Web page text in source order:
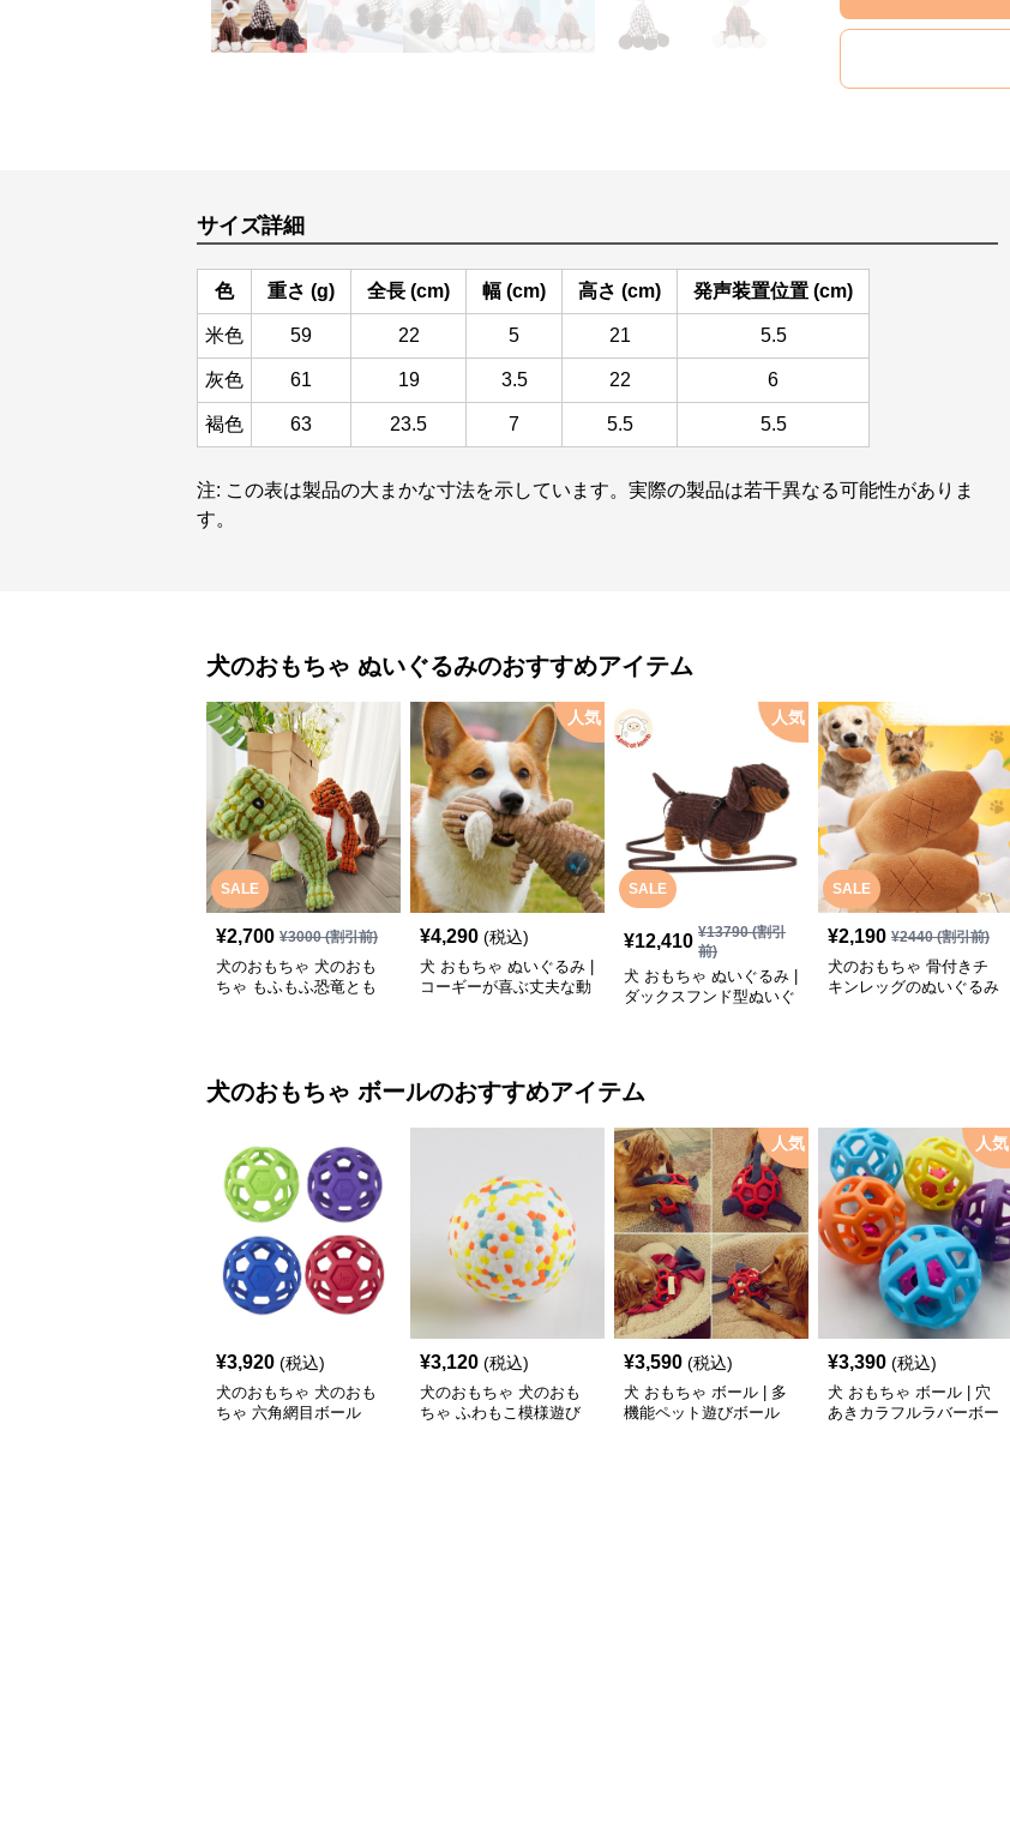
サイズ詳細
色 重さ (g) 全長 (cm) 幅 (cm) 高さ (cm) 発声装置位置 (cm)
米色 59 22 5 21 5.5
灰色 61 19 3.5 22 6
褐色 63 23.5 7 5.5 5.5
注: この表は製品の大まかな寸法を示しています。実際の製品は若干異なる可能性がありま
す。
犬のおもちゃ ぬいぐるみのおすすめアイテム
SALE
¥2,700 ¥3000(割引前)
犬のおもちゃ 犬のおも
ちゃ もふもふ恐竜とも
人気
¥4,290 (税込)
犬 おもちゃ ぬいぐるみ |
コーギーが喜ぶ丈夫な動
SALE
人気
¥12,410 ¥13790(割引
前)
犬 おもちゃ ぬいぐるみ |
ダックスフンド型ぬいぐ
SALE
¥2,190 ¥2440(割引前)
犬のおもちゃ 骨付きチ
キンレッグのぬいぐるみ
犬のおもちゃ ボールのおすすめアイテム
¥3,920 (税込)
犬のおもちゃ 犬のおも
ちゃ 六角網目ボール
¥3,120 (税込)
犬のおもちゃ 犬のおも
ちゃ ふわもこ模様遊び
人気
¥3,590 (税込)
犬 おもちゃ ボール | 多
機能ペット遊びボール
人気
¥3,390 (税込)
犬 おもちゃ ボール | 穴
あきカラフルラバーボー